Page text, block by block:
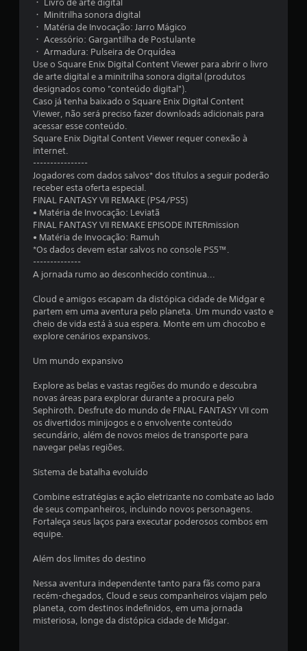
・ Livro de arte digital
・ Minitrilha sonora digital
・ Matéria de Invocação: Jarro Mágico
・ Acessório: Gargantilha de Postulante
・ Armadura: Pulseira de Orquídea
Use o Square Enix Digital Content Viewer para abrir o livro
de arte digital e a minitrilha sonora digital (produtos
designados como "conteúdo digital").
Caso já tenha baixado o Square Enix Digital Content
Viewer, não será preciso fazer downloads adicionais para
acessar esse conteúdo.
Square Enix Digital Content Viewer requer conexão à
internet.
----------------
Jogadores com dados salvos* dos títulos a seguir poderão
receber esta oferta especial.
FINAL FANTASY VII REMAKE (PS4/PS5)
• Matéria de Invocação: Leviatã
FINAL FANTASY VII REMAKE EPISODE INTERmission
• Matéria de Invocação: Ramuh
*Os dados devem estar salvos no console PS5™.
--------------
A jornada rumo ao desconhecido continua...
Cloud e amigos escapam da distópica cidade de Midgar e
partem em uma aventura pelo planeta. Um mundo vasto e
cheio de vida está à sua espera. Monte em um chocobo e
explore cenários expansivos.
Um mundo expansivo
Explore as belas e vastas regiões do mundo e descubra
novas áreas para explorar durante a procura pelo
Sephiroth. Desfrute do mundo de FINAL FANTASY VII com
os divertidos minijogos e o envolvente conteúdo
secundário, além de novos meios de transporte para
navegar pelas regiões.
Sistema de batalha evoluído
Combine estratégias e ação eletrizante no combate ao lado
de seus companheiros, incluindo novos personagens.
Fortaleça seus laços para executar poderosos combos em
equipe.
Além dos limites do destino
Nessa aventura independente tanto para fãs como para
recém-chegados, Cloud e seus companheiros viajam pelo
planeta, com destinos indefinidos, em uma jornada
misteriosa, longe da distópica cidade de Midgar.